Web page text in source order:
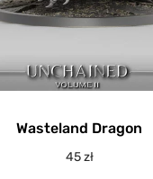
Wasteland Dragon
45zł